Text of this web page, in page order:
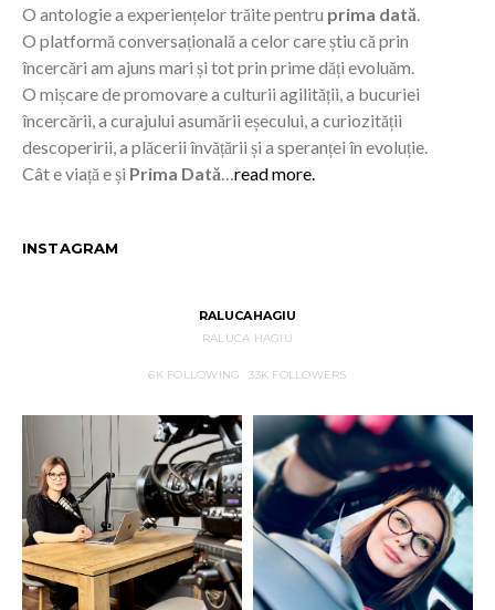
O antologie a experiențelor trăite pentru prima dată
O platformă conversațională a celor care știu că prin
încercări am ajuns mari și tot prin prime dăți evoluăm.
O mișcare de promovare a culturii agilității, a bucuriei
încercării, a curajului asumării eșecului, a curiozității
descoperirii, a plăcerii învățării și a speranței în evoluție.
Cât e viață e și Prima Dată read more.
INSTAGRAM
RALUCAHAGIU
RALUCA HAGIU
6KFOLLOWING 33K FOLLOWERS